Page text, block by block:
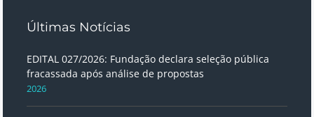
Últimas Notícias
EDITAL 027/2026: Fundação declara seleção pública
fracassada após análise de propostas
2026